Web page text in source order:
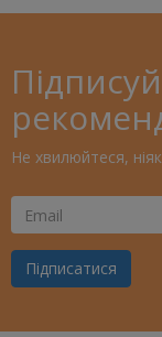
Не хвилюйтеся,
Ваш
Email
Підписатися